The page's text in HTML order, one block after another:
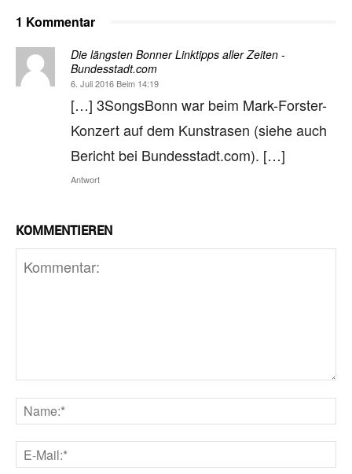
1 Kommentar
Die längsten Bonner Linktipps aller Zeiten -
Bundesstadt.com
6. Juli 2016 Beim 14:19
[…] 3SongsBonn war beim Mark-Forster-
Konzert auf dem Kunst­ra­sen (siehe auch
Be­richt bei Bundesstadt.com). […]
Antwort
KOMMENTIEREN